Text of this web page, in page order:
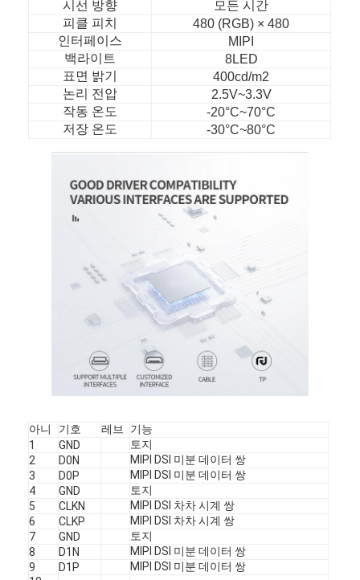
우리 에 관한 것
공장 투어
품질 관리
저희와 연락
뉴스
TFT LCD 디스플레이
IPS TFT LCD 디스플레이
정사각형 LCD 디스플레이
e-잉크 전자신문 디스플레이
TFT LCD 용량 터치 스크린
TFT LCD 저항성 터치 스크린
PMOLED 디스플레이
시선 방향
모든 시간
피클 피치
480 (RGB) × 480
인터페이스
MIPI
백라이트
8LED
표면 밝기
400cd/m2
논리 전압
2.5V~3.3V
작동 온도
-20°C~70°C
저장 온도
-30°C~80°C
아니 기호 레브
기능
1
GND
토지
2
D0N
MIPI DSI 미분 데이터 쌍
3
D0P
MIPI DSI 미분 데이터 쌍
4
GND
토지
5
CLKN
MIPI DSI 차차 시계 쌍
6
CLKP
MIPI DSI 차차 시계 쌍
7
GND
토지
8
D1N
MIPI DSI 미분 데이터 쌍
9
D1P
MIPI DSI 미분 데이터 쌍